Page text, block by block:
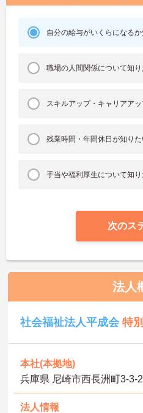
自分の給与がいくらになる
職場の人間関係について知
スキルアップ・キャリアア
残業時間・年間休日が知り
手当や福利厚生について知
次のス
法人
社会福祉法人平成会特
本社(本拠地)
兵庫県 尼崎市西長洲町
法人情報